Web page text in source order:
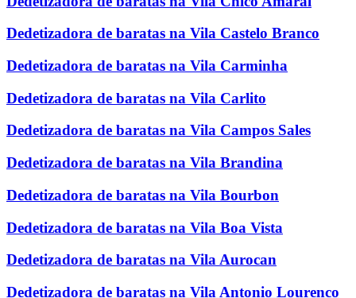
Dedetizadora de baratas na Vila Castelo Branco
Dedetizadora de baratas na Vila Carminha
Dedetizadora de baratas na Vila Carlito
Dedetizadora de baratas na Vila Campos Sales
Dedetizadora de baratas na Vila Brandina
Dedetizadora de baratas na Vila Bourbon
Dedetizadora de baratas na Vila Boa Vista
Dedetizadora de baratas na Vila Aurocan
Dedetizadora de baratas na Vila Antonio Lourenco